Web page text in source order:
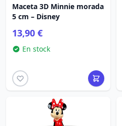
Maceta 3D Minnie morada
5 cm – Disney
13,90 €
En stock